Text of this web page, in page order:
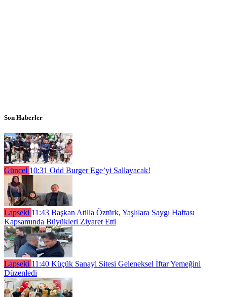
Son Haberler
Güncel 10:31 Odd Burger Ege’yi Sallayacak!
Lapseki 11:43 Başkan Atilla Öztürk, Yaşlılara Saygı Haftası
Kapsamında Büyükleri Ziyaret Etti
Lapseki 11:40 Küçük Sanayi Sitesi Geleneksel İftar Yemeğini
Düzenledi